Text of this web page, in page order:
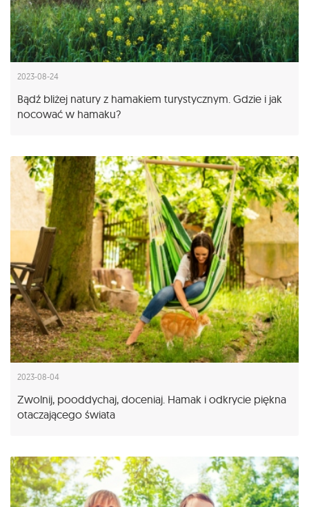
2023-08-24
Bądź bliżej natury z hamakiem turystycznym. Gdzie i jak
nocować w hamaku?
2023-08-04
Zwolnij, pooddychaj, doceniaj. Hamak i odkrycie piękna
otaczającego świata